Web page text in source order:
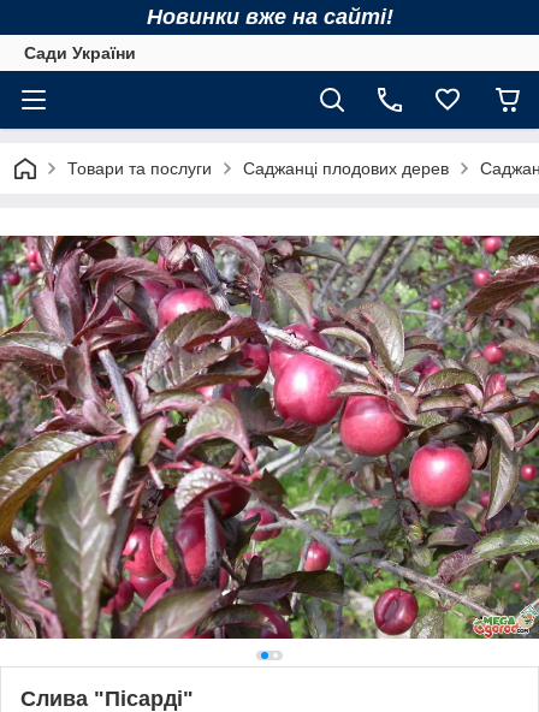
Новинки вже на сайті!
Сади України
Товари та послуги Саджанці плодових дерев
Слива "Пісарді"